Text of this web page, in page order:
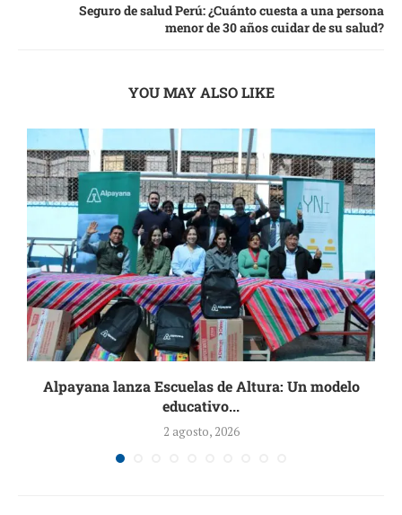
Seguro de salud Perú: ¿Cuánto cuesta a una persona
menor de 30 años cuidar de su salud?
YOU MAY ALSO LIKE
Alpayana lanza Escuelas de Altura: Un modelo
educativo...
2 agosto, 2026